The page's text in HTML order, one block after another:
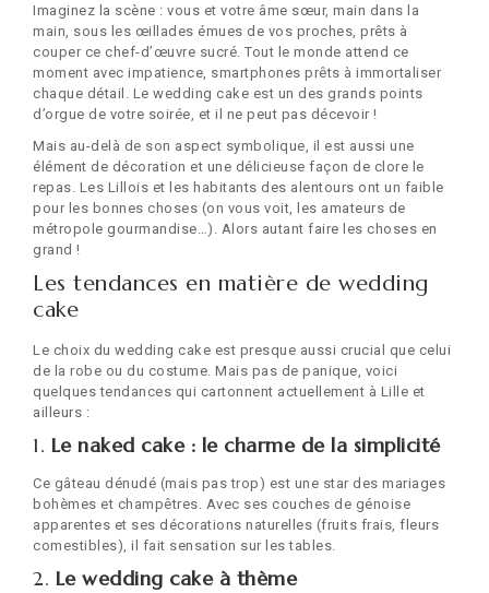
Imaginez la scène : vous et votre âme sœur, main dans la
main, sous les œillades émues de vos proches, prêts à
couper ce chef-d’œuvre sucré. Tout le monde attend ce
moment avec impatience, smartphones prêts à immortaliser
chaque détail. Le wedding cake est un des grands points
d’orgue de votre soirée, et il ne peut pas décevoir !
Mais au-delà de son aspect symbolique, il est aussi une
élément de décoration et une délicieuse façon de clore le
repas. Les Lillois et les habitants des alentours ont un faible
pour les bonnes choses (on vous voit, les amateurs de
métropole gourmandise…). Alors autant faire les choses en
grand !
Les tendances en matière de wedding
cake
Le choix du wedding cake est presque aussi crucial que celui
de la robe ou du costume. Mais pas de panique, voici
quelques tendances qui cartonnent actuellement à Lille et
ailleurs :
1. Le naked cake : le charme de la simplicité
Ce gâteau dénudé (mais pas trop) est une star des mariages
bohèmes et champêtres. Avec ses couches de génoise
apparentes et ses décorations naturelles (fruits frais, fleurs
comestibles), il fait sensation sur les tables.
2. Le wedding cake à thème